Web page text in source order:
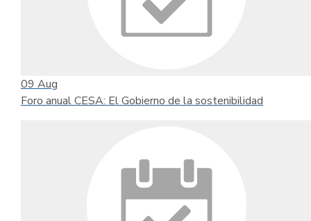
09 Aug
Foro anual CESA: El Gobierno de la sostenibilidad